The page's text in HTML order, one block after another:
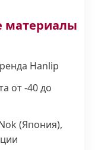
материалы
Hanlip
от -40 до
(Япония),